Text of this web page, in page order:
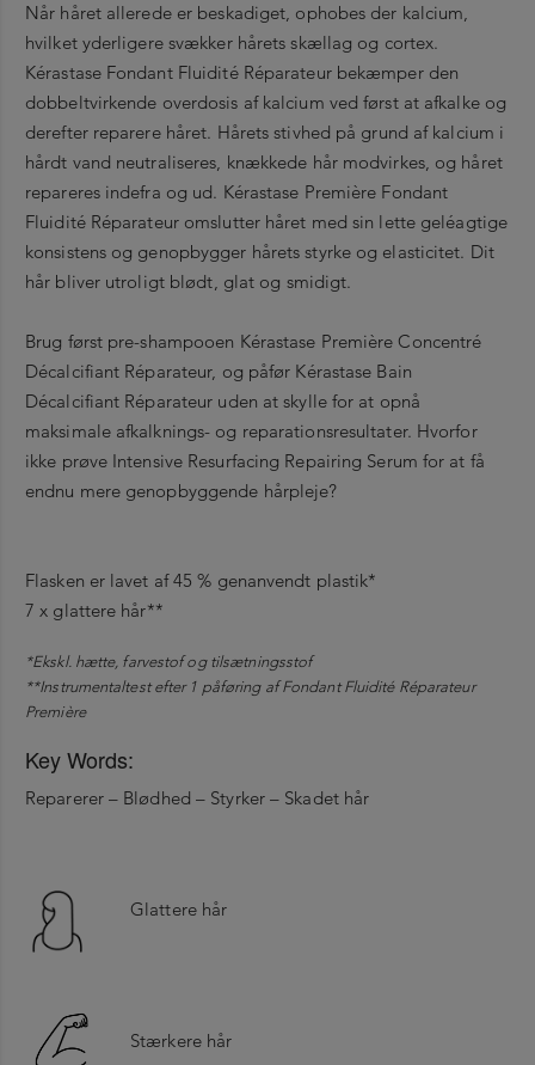
Når håret allerede er beskadiget, ophobes der kalcium,
hvilket yderligere svækker hårets skællag og cortex.
Kérastase Fondant Fluidité Réparateur bekæmper den
dobbeltvirkende overdosis af kalcium ved først at afkalke og
derefter reparere håret. Hårets stivhed på grund af kalcium i
hårdt vand neutraliseres, knækkede hår modvirkes, og håret
repareres indefra og ud. Kérastase Première Fondant
Fluidité Réparateur omslutter håret med sin lette geléagtige
konsistens og genopbygger hårets styrke og elasticitet. Dit
hår bliver utroligt blødt, glat og smidigt.
Brug først pre-shampooen Kérastase Première Concentré
Décalcifiant Réparateur, og påfør Kérastase Bain
Décalcifiant Réparateur uden at skylle for at opnå
maksimale afkalknings- og reparationsresultater. Hvorfor
ikke prøve Intensive Resurfacing Repairing Serum for at få
endnu mere genopbyggende hårpleje?
Flasken er lavet af 45 % genanvendt plastik*
7 x glattere hår**
*Ekskl. hætte, farvestof og tilsætningsstof
**Instrumentaltest efter 1 påføring af Fondant Fluidité Réparateur
Première
Key Words:
Reparerer – Blødhed – Styrker – Skadet hår
Glattere hår
Stærkere hår